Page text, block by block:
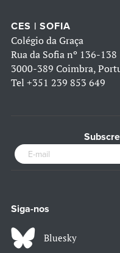
CES | SOFIA
Colégio da Graça
Rua da Sofia nº 136-138
3000-389 Coimbra,
Tel +351 239 853 649
Siga-nos
Bluesky